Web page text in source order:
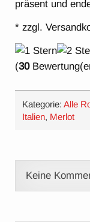
präsent und
* zzgl.
(30
Kategorie:Alle
Italien, Merlot
Keine